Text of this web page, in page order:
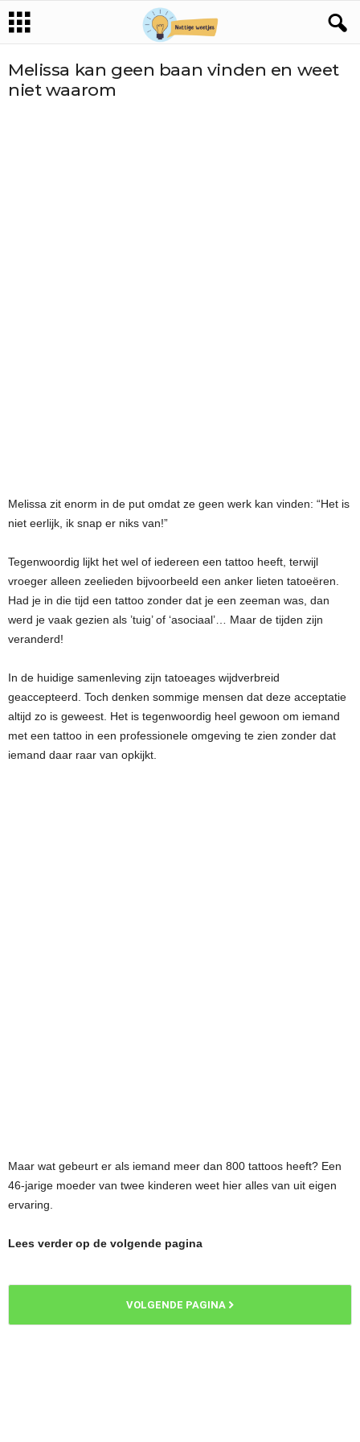
Melissa kan geen baan vinden en weet
niet waarom
Melissa zit enorm in de put omdat ze geen werk kan vinden: “Het is
niet eerlijk, ik snap er niks van!”
Tegenwoordig lijkt het wel of iedereen een tattoo heeft, terwijl
vroeger alleen zeelieden bijvoorbeeld een anker lieten tatoeëren.
Had je in die tijd een tattoo zonder dat je een zeeman was, dan
werd je vaak gezien als ’tuig’ of ‘asociaal’… Maar de tijden zijn
veranderd!
In de huidige samenleving zijn tatoeages wijdverbreid
geaccepteerd. Toch denken sommige mensen dat deze acceptatie
altijd zo is geweest. Het is tegenwoordig heel gewoon om iemand
met een tattoo in een professionele omgeving te zien zonder dat
iemand daar raar van opkijkt.
Maar wat gebeurt er als iemand meer dan 800 tattoos heeft? Een
46-jarige moeder van twee kinderen weet hier alles van uit eigen
ervaring.
Lees verder op de volgende pagina
VOLGENDE PAGINA